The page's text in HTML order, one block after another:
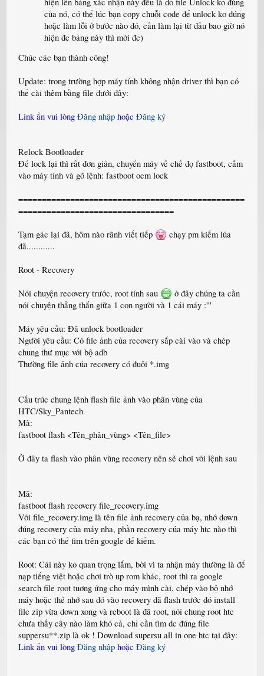
của nó, có thể lúc bạn copy chuỗi code để unlock ko đúng
hoặc làm lỗi ở bước nào đó, cần làm lại từ đầu bao giờ nó
hiện đc bảng này thì mới đc)
Chúc các bạn thành công!
Update: trong trường hợp máy tính không nhận driver thì bạn có
thể cài thêm bằng file dưới đây:
Link ẩn vui lòng Đăng nhập hoặc Đăng ký
Relock Bootloader
Để lock lại thì rất đơn giản, chuyển máy về chế đọ fastboot, cắm
vào máy tính và gõ lệnh: fastboot oem lock
================================================
=================================
Tạm gác lại đã, hôm nào rãnh viết tiếp
chạy pm kiếm lúa
đã............
Root - Recovery
Nói chuyện recovery trước, root tính sau
ở đây chúng ta cần
nói chuyện thẳng thắn giữa 1 con người và 1 cái máy :'''
Máy yêu cầu: Đã unlock bootloader
Người yêu cầu: Có file ảnh của recovery sắp cài vào và chép
chung thư mục với bộ adb
Thường file ảnh của recovery có đuôi *.img
Cấu trúc chung lệnh flash file ảnh vào phân vùng của
HTC/Sky_Pantech
Mã:
fastboot flash <Tên_phân_vùng> <Tên_file>
Ở đây ta flash vào phân vùng recovery nên sẽ chơi với lệnh sau
Mã:
fastboot flash recovery file_recovery.img
Với file_recovery.img là tên file ảnh recovery của bạ, nhớ down
đúng recovery của máy nha, phần recovery của máy htc nào thì
các bạn có thể tìm trên google để kiếm.
Root: Cái này ko quan trọng lắm, bởi vì ta nhận máy thường là để
nạp tiếng việt hoặc chơi trò up rom khác, root thì ra google
search file root tuơng ứng cho máy mình cài, chép vào bộ nhớ
máy hoặc thẻ nhớ sau đó vào recovery đã flash trước đó install
file zip vừa down xong và reboot là đã root, nói chung root htc
chưa thấy cây nào làm khó cả, chỉ cần tìm dc đúng file
suppersu**.zip là ok ! Download supersu all in one htc tại đây:
Link ẩn vui lòng Đăng nhập hoặc Đăng ký